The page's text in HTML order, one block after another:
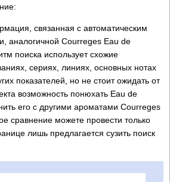
связанная с автоматическим
аналогичной Courreges Eau de
поиска использует схожие
сериях, линиях, основных нотах
показателей, но не стоит ожидать от
возможность понюхать Eau de
его с другими ароматами Courreges
сравнение можете провести только
лишь предлагается сузить поиск